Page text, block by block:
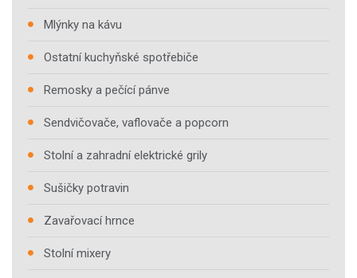
Mlýnky na kávu
Ostatní kuchyňské spotřebiče
Remosky a pečící pánve
Sendvičovače, vaflovače a popcorn
Stolní a zahradní elektrické grily
Sušičky potravin
Zavařovací hrnce
Stolní mixery